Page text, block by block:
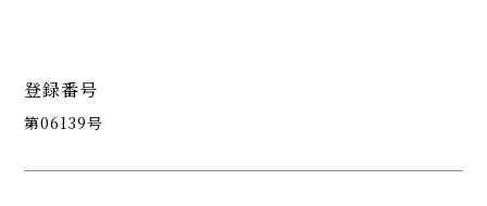
登録番号
第06139号